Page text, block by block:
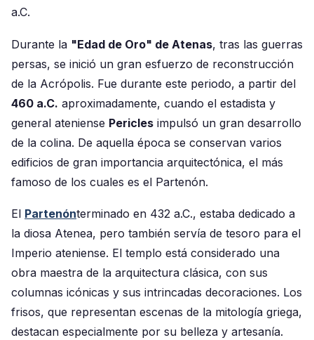
a.C.
Durante la "Edad de Oro" de Atenas, tras las guerras
persas, se inició un gran esfuerzo de reconstrucción
de la Acrópolis. Fue durante este periodo, a partir del
460 a.C. aproximadamente, cuando el estadista y
general ateniense Pericles impulsó un gran desarrollo
de la colina. De aquella época se conservan varios
edificios de gran importancia arquitectónica, el más
famoso de los cuales es el Partenón.
El Partenónterminado en 432 a.C., estaba dedicado a
la diosa Atenea, pero también servía de tesoro para el
Imperio ateniense. El templo está considerado una
obra maestra de la arquitectura clásica, con sus
columnas icónicas y sus intrincadas decoraciones. Los
frisos, que representan escenas de la mitología griega,
destacan especialmente por su belleza y artesanía.